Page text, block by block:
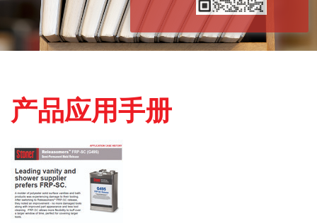
产品应用手册